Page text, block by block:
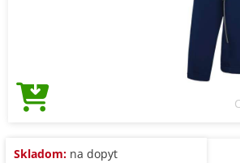
Skladom: na dopyt